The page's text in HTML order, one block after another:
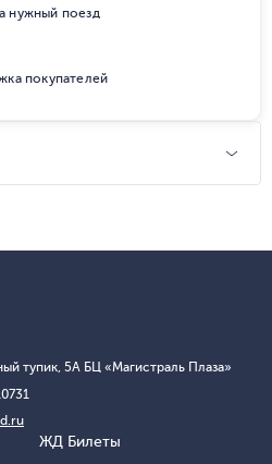
нужный поезд
покупателей
тупик, 5А БЦ «Магистраль Плаза»
ЖД Билеты